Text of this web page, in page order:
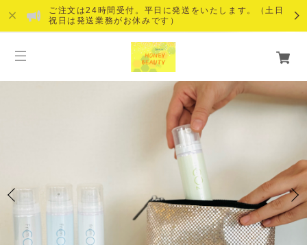
ご注文は24時間受付。平日に発送をいたします。（土日
祝日は発送業務がお休みです）